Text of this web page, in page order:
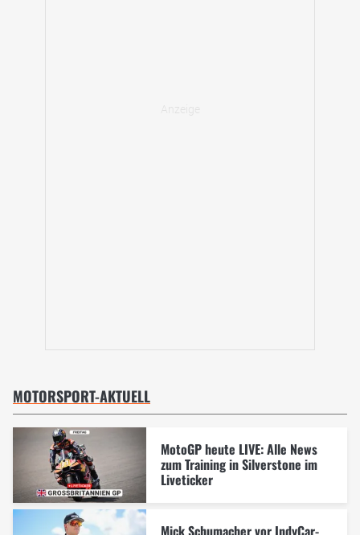
MOTORSPORT-AKTUELL
MotoGP heute LIVE: Alle News
zum Training in Silverstone im
Liveticker
Mick Schumacher vor IndyCar-